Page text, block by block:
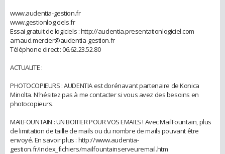
www.audentia-gestion.fr
www.gestionlogiciels.fr
Essai gratuit de logiciels : http://audentia.presentationlogiciel.com
arnaud.mercier@audentia-gestion.fr
Téléphone direct : 06.62.23.52.80
ACTUALITE :
PHOTOCOPIEURS : AUDENTIA est dorénavant partenaire de Konica
Minolta. N'hésitez pas à me contacter si vous avez des besoins en
photocopieurs.
MAILFOUNTAIN : UN BOITIER POUR VOS EMAILS ! Avec MailFountain, plus
de limitation de taille de mails ou du nombre de mails pouvant être
envoyé. En savoir plus : http://www.audentia-
gestion.fr/index_fichiers/mailfountainserveuremail.htm